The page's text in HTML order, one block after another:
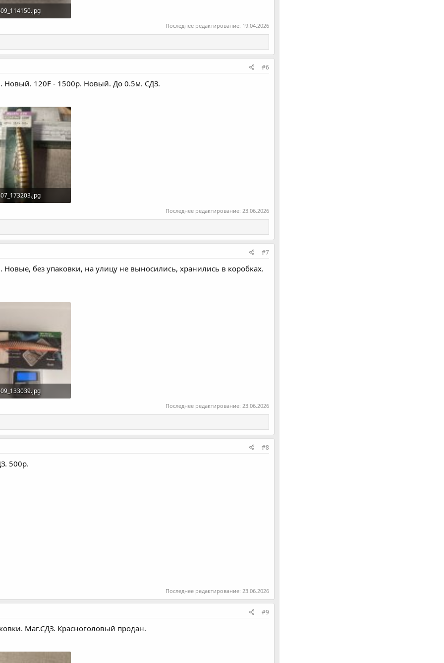
Последнее редактирование: 19.04.2026
#6
Новый. 120F - 1500р. Новый. До 0.5м. СДЗ.
Последнее редактирование: 23.06.2026
#7
без упаковки, на улицу не выносились, хранились в коробках.
Последнее редактирование: 23.06.2026
#8
500р.
Последнее редактирование: 23.06.2026
#9
Маг.СДЗ. Красноголовый продан.